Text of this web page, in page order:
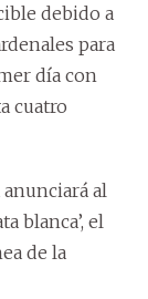
debido a
para
día con
cuatro
al
blanca’, el
de la